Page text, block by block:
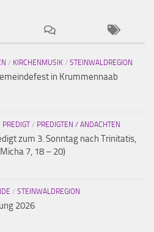
/ KIRCHENMUSIK / STEINWALDREGION
in Krummennaab
PREDIGT/ PREDIGTEN / ANDACHTEN
zum 3. Sonntag nach Trinitatis,
7, 18 – 20)
/ STEINWALDREGION
2026